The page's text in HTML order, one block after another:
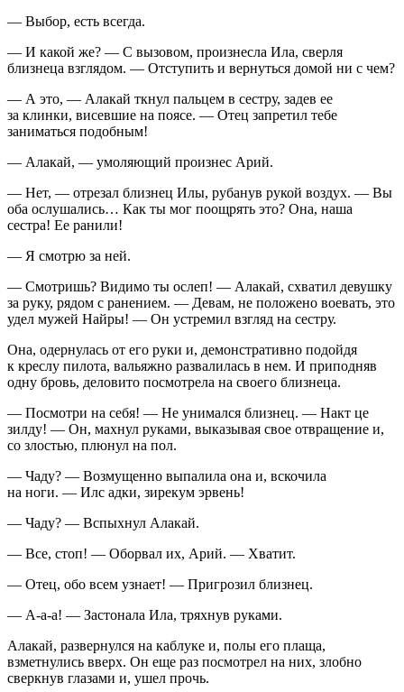
— Выбор, есть всегда.
— И какой же? — С вызовом, произнесла Ила, сверля
близнеца взглядом. — Отступить и вернуться домой ни с чем?
— А это, — Алакай ткнул пальцем в сестру, задев ее
за клинки, висевшие на поясе. — Отец запретил тебе
заниматься подобным!
— Алакай, — умоляющий произнес Арий.
— Нет, — отрезал близнец Илы, рубанув рукой воздух. — Вы
оба ослушались… Как ты мог поощрять это? Она, наша
сестра! Ее ранили!
— Я смотрю за ней.
— Смотришь? Видимо ты ослеп! — Алакай, схватил девушку
за руку, рядом с ранением. — Девам, не положено воевать, это
удел мужей Найры! — Он устремил взгляд на сестру.
Она, одернулась от его руки и, демонстративно подойдя
к креслу пилота, вальяжно развалилась в нем. И приподняв
одну бровь, деловито посмотрела на своего близнеца.
— Посмотри на себя! — Не унимался близнец. — Накт це
зилду! — Он, махнул руками, выказывая свое отвращение и,
со злостью, плюнул на пол.
— Чаду? — Возмущенно выпалила она и, вскочила
на ноги. — Илс адки, зирекум эрвень!
— Чаду? — Вспыхнул Алакай.
— Все, стоп! — Оборвал их, Арий. — Хватит.
— Отец, обо всем узнает! — Пригрозил близнец.
— А-а-а! — Застонала Ила, тряхнув руками.
Алакай, развернулся на каблуке и, полы его плаща,
взметнулись вверх. Он еще раз посмотрел на них, злобно
сверкнув глазами и, ушел прочь.